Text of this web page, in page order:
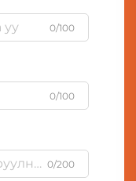
0/100
0/100
0/200